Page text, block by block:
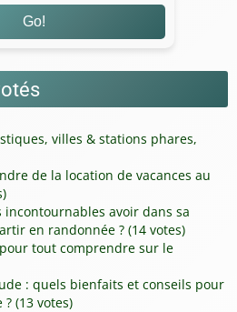
Go!
villes & stations phares,
de la location de vacances au
incontournables avoir dans sa
en randonnée ? (14 votes)
tout comprendre sur le
: quels bienfaits et conseils pour
(13 votes)